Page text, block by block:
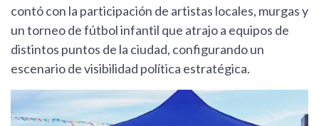
contó con la participación de artistas locales, murgas y
un torneo de fútbol infantil que atrajo a equipos de
distintos puntos de la ciudad, configurando un
escenario de visibilidad política estratégica.